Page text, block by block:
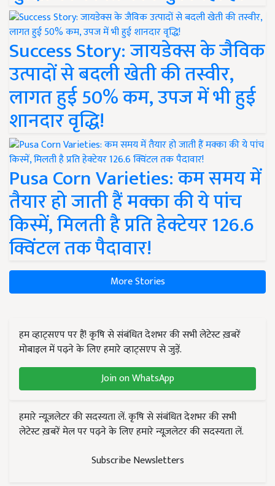
Success Story: जायडेक्स के जैविक
उत्पादों से बदली खेती की तस्वीर,
लागत हुई 50% कम, उपज में भी हुई
शानदार वृद्धि!
Pusa Corn Varieties: कम समय में
तैयार हो जाती हैं मक्का की ये पांच
किस्में, मिलती है प्रति हेक्टेयर 126.6
क्विंटल तक पैदावार!
More Stories
हम व्हाट्सएप पर हैं! कृषि से संबंधित देशभर की सभी लेटेस्ट ख़बरें
मोबाइल में पढ़ने के लिए हमारे व्हाट्सएप से जुड़ें.
Join on WhatsApp
हमारे न्यूज़लेटर की सदस्यता लें. कृषि से संबंधित देशभर की सभी
लेटेस्ट ख़बरें मेल पर पढ़ने के लिए हमारे न्यूज़लेटर की सदस्यता लें.
Subscribe Newsletters